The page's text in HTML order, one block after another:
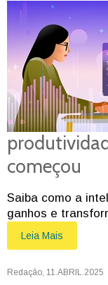
começou
Saiba como a
ganhos e
Leia Mais
Redação 11.ABRIL.2025